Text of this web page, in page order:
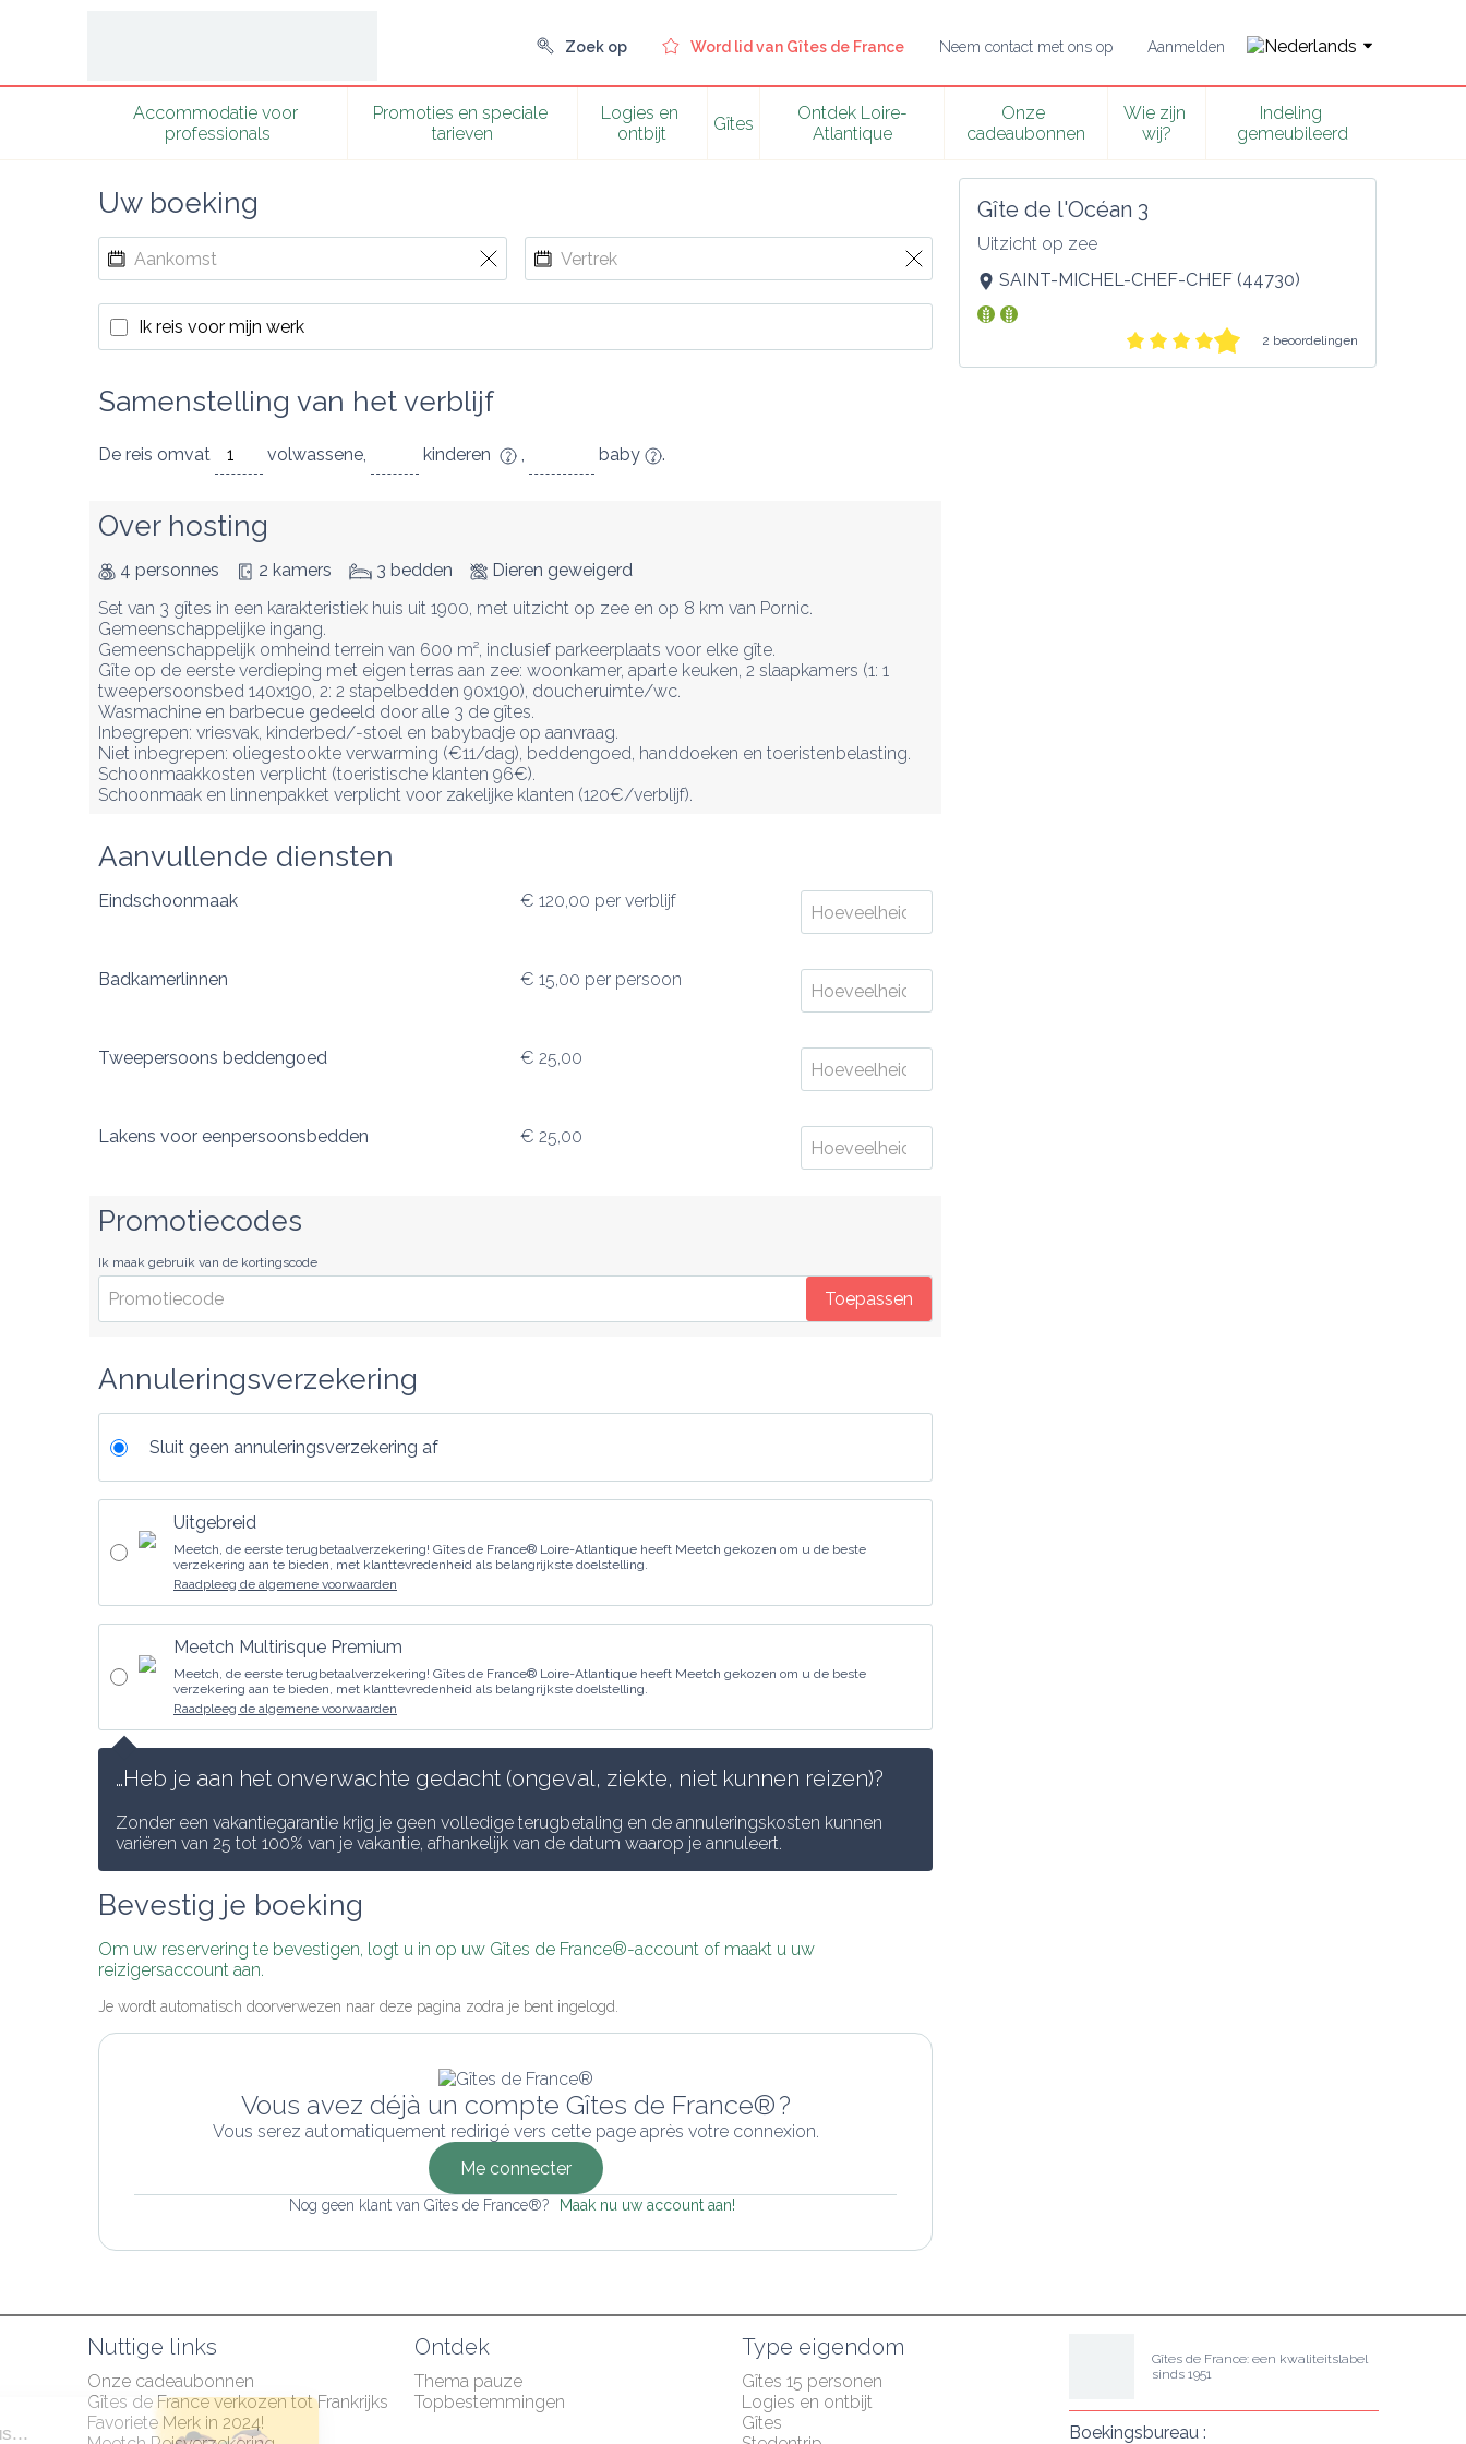
Salut c'est nous...
Zoek op Word lid van Gîtes de France Neem contact met ons op Aanmelden
Accommodatie voor
professionals
Promoties en speciale
tarieven
Logies en
ontbijt
Gîtes
Ontdek Loire-
Atlantique
Onze
cadeaubonnen
Wie zijn
wij?
Indeling
gemeubileerd
Uw boeking
Ik reis voor mijn werk
Samenstelling van het verblijf
De reis omvat volwassene, kinderen , baby .
Over hosting
4 personnes 2 kamers 3 bedden
Dieren geweigerd
Set van 3 gîtes in een karakteristiek huis uit 1900, met uitzicht op zee en op 8 km van Pornic.
Gemeenschappelijke ingang.
Gemeenschappelijk omheind terrein van 600 m², inclusief parkeerplaats voor elke gîte.
Gîte op de eerste verdieping met eigen terras aan zee: woonkamer, aparte keuken, 2 slaapkamers (1: 1
tweepersoonsbed 140x190, 2: 2 stapelbedden 90x190), doucheruimte/wc.
Wasmachine en barbecue gedeeld door alle 3 de gîtes.
Inbegrepen: vriesvak, kinderbed/-stoel en babybadje op aanvraag.
Niet inbegrepen: oliegestookte verwarming (€11/dag), beddengoed, handdoeken en toeristenbelasting.
Schoonmaakkosten verplicht (toeristische klanten 96€).
Schoonmaak en linnenpakket verplicht voor zakelijke klanten (120€/verblijf).
Aanvullende diensten
Eindschoonmaak € 120,00 per verblijf
Badkamerlinnen € 15,00 per persoon
Tweepersoons beddengoed € 25,00
Lakens voor eenpersoonsbedden € 25,00
Promotiecodes
Ik maak gebruik van de kortingscode
Toepassen
Annuleringsverzekering
Sluit geen annuleringsverzekering af
Uitgebreid
Meetch, de eerste terugbetaalverzekering! Gîtes de France® Loire-Atlantique heeft Meetch gekozen om u de beste
verzekering aan te bieden, met klanttevredenheid als belangrijkste doelstelling.
Raadpleeg de algemene voorwaarden
Meetch Multirisque Premium
Meetch, de eerste terugbetaalverzekering! Gîtes de France® Loire-Atlantique heeft Meetch gekozen om u de beste
verzekering aan te bieden, met klanttevredenheid als belangrijkste doelstelling.
Raadpleeg de algemene voorwaarden
…Heb je aan het onverwachte gedacht (ongeval, ziekte, niet kunnen reizen)?
Zonder een vakantiegarantie krijg je geen volledige terugbetaling en de annuleringskosten kunnen
variëren van 25 tot 100% van je vakantie, afhankelijk van de datum waarop je annuleert.
Bevestig je boeking
Om uw reservering te bevestigen, logt u in op uw Gîtes de France®-account of maakt u uw
reizigersaccount aan.
Je wordt automatisch doorverwezen naar deze pagina zodra je bent ingelogd.
Vous avez déjà un compte Gîtes de France® ?
Vous serez automatiquement redirigé vers cette page après votre connexion.
Me connecter
Nog geen klant van Gîtes de France®? Maak nu uw account aan!
Gîte de l'Océan 3
Uitzicht op zee
SAINT-MICHEL-CHEF-CHEF (44730)
2 beoordelingen
Nuttige links
Onze cadeaubonnen
Gîtes de France verkozen tot Frankrijks
Favoriete Merk in 2024!
Ontdek
Thema pauze
Topbestemmingen
Type eigendom
Gîtes 15 personen
Logies en ontbijt
Gîtes
Gîtes de France: een kwaliteitslabel
sinds 1951
Boekingsbureau :